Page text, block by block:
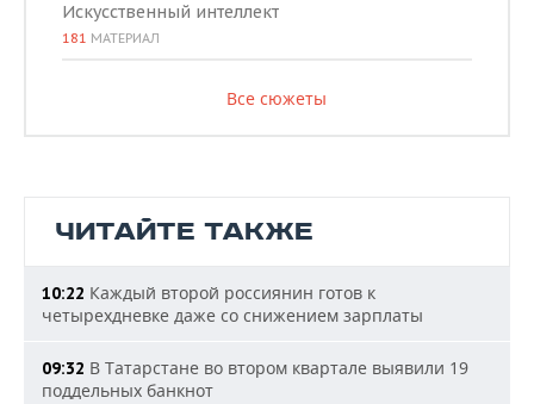
Искусственный интеллект
181 МАТЕРИАЛ
Все сюжеты
ЧИТАЙТЕ ТАКЖЕ
10:22 Каждый второй россиянин готов к
четырехдневке даже со снижением зарплаты
09:32 В Татарстане во втором квартале выявили 19
поддельных банкнот